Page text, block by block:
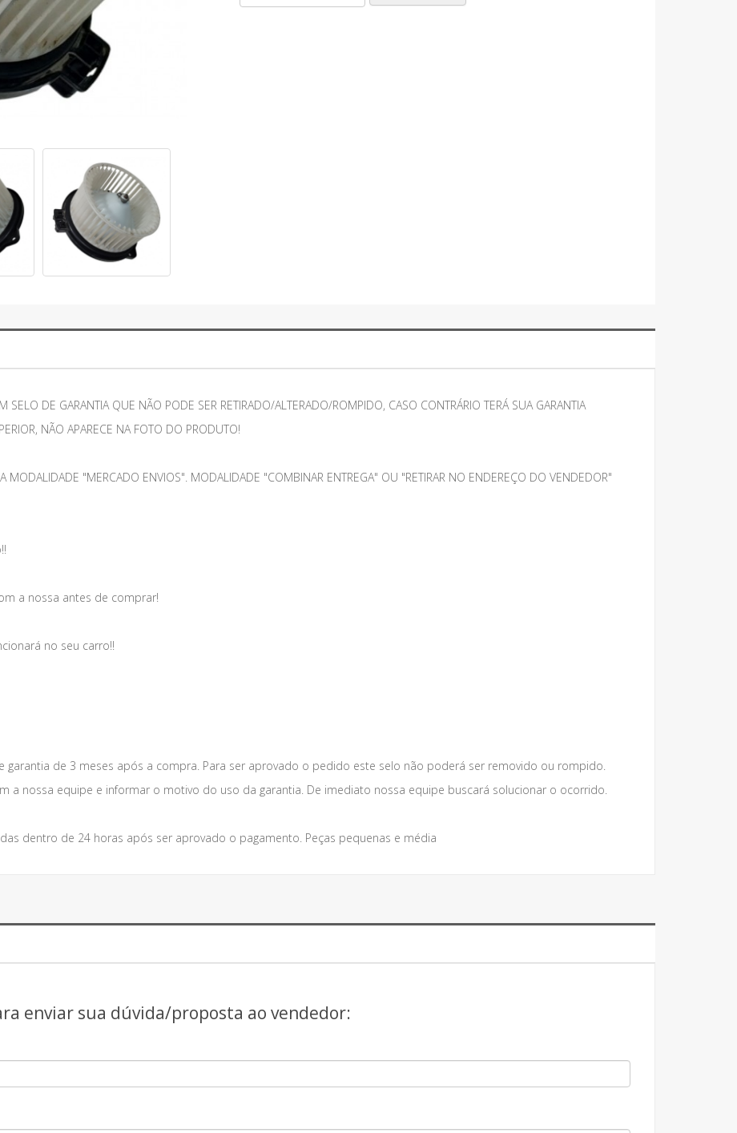
DE GARANTIA QUE NÃO PODE SER RETIRADO/ALTERADO/ROMPIDO, CASO CONTRÁRIO TERÁ SUA GARANTIA
NÃO APARECE NA FOTO DO PRODUTO!
MODALIDADE "MERCADO ENVIOS". MODALIDADE "COMBINAR ENTREGA" OU "RETIRAR NO ENDEREÇO DO VENDEDOR"
a nossa antes de comprar!
no seu carro!!
garantia de 3 meses após a compra. Para ser aprovado o pedido este selo não poderá ser removido ou rompido.
a nossa equipe e informar o motivo do uso da garantia. De imediato nossa equipe buscará solucionar o ocorrido.
dentro de 24 horas após ser aprovado o pagamento. Peças pequenas e média
enviar sua dúvida/proposta ao vendedor: